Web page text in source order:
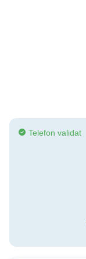
Telefon validat